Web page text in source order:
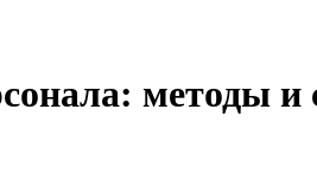
методы и